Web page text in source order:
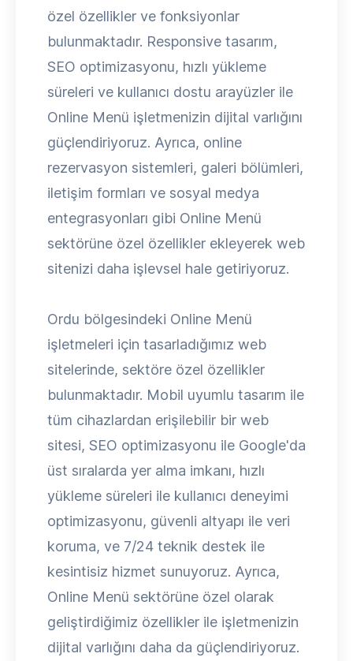
özel özellikler ve fonksiyonlar
bulunmaktadır. Responsive tasarım,
SEO optimizasyonu, hızlı yükleme
süreleri ve kullanıcı dostu arayüzler ile
Online Menü işletmenizin dijital varlığını
güçlendiriyoruz. Ayrıca, online
rezervasyon sistemleri, galeri bölümleri,
iletişim formları ve sosyal medya
entegrasyonları gibi Online Menü
sektörüne özel özellikler ekleyerek web
sitenizi daha işlevsel hale getiriyoruz.
Ordu bölgesindeki Online Menü
işletmeleri için tasarladığımız web
sitelerinde, sektöre özel özellikler
bulunmaktadır. Mobil uyumlu tasarım ile
tüm cihazlardan erişilebilir bir web
sitesi, SEO optimizasyonu ile Google'da
üst sıralarda yer alma imkanı, hızlı
yükleme süreleri ile kullanıcı deneyimi
optimizasyonu, güvenli altyapı ile veri
koruma, ve 7/24 teknik destek ile
kesintisiz hizmet sunuyoruz. Ayrıca,
Online Menü sektörüne özel olarak
geliştirdiğimiz özellikler ile işletmenizin
dijital varlığını daha da güçlendiriyoruz.